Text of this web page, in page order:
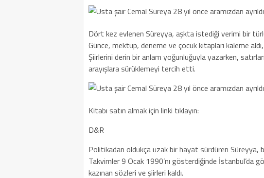
Dört kez evlenen Süreyya, aşkta istediği verimi bir türlü
Günce, mektup, deneme ve çocuk kitapları kaleme
Şiirlerini derin bir anlam yoğunluğuyla yazarken,
arayışlara sürüklemeyi tercih etti.
Kitabı satın almak için linki tıklayın:
D&R
Politikadan oldukça uzak bir hayat sürdüren Süreyya,
Takvimler 9 Ocak 1990’nı gösterdiğinde İstanbul’da
kazınan sözleri ve şiirleri kaldı.